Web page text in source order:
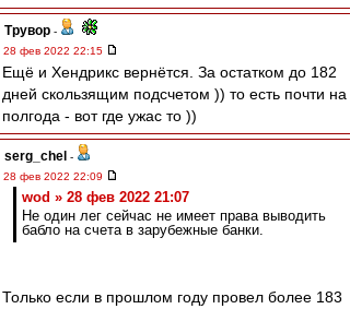
Трувор -
28 фев 2022 22:15
Ещё и Хендрикс вернётся. За остатком до 182
дней скользящим подсчетом )) то есть почти на
полгода - вот где ужас то ))
serg_chel -
28 фев 2022 22:09
wod » 28 фев 2022 21:07
Не один лег сейчас не имеет права выводить
бабло на счета в зарубежные банки.
Только если в прошлом году провел более 183